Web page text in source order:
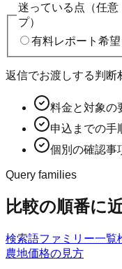
迷っている点（任
プ）
有料レポート希望
返信でお渡しする判断
料金と対象の
申込までの手
個別の確認事
Query families
比較の順番に
検索語ファミリー一覧
農地価格の見方